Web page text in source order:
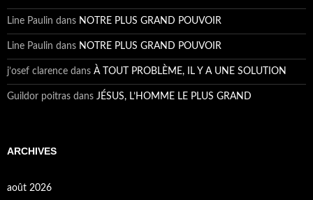
Line Paulin dans NOTRE PLUS GRAND POUVOIR
Line Paulin dans NOTRE PLUS GRAND POUVOIR
j’osef clarence dans À TOUT PROBLÈME, IL Y A UNE SOLUTION
Guildor poitras dans JÉSUS, L’HOMME LE PLUS GRAND
ARCHIVES
août 2026